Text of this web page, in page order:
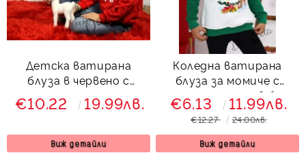
Детска ватирана
блуза в червено с
еленче за момиче
€10.22 19.99лв.
Виж детайли
Коледна ватирана
блуза за момиче с
еленчета и елха в бяло
и зелено
€6.13 11.99лв.
€12.27 24.00лв.
Виж детайли